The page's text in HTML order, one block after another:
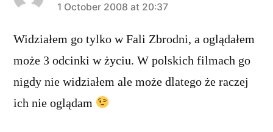
says:
1 October 2008 at 20:37
Widziałem go tylko w Fali Zbrodni, a oglądałem
może 3 odcinki w życiu. W polskich filmach go
nigdy nie widziałem ale może dlatego że raczej
ich nie oglądam